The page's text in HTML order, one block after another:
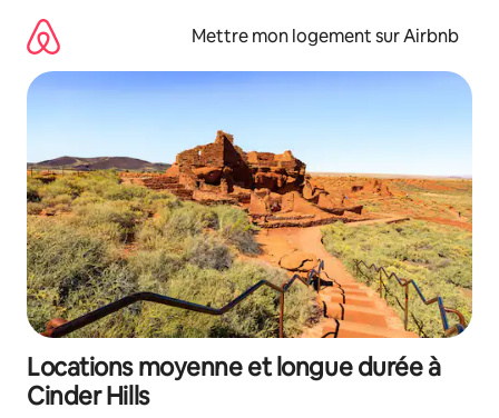
directement
contenu
Mettre mon logement sur Airbnb
Locations moyenne et longue durée à
Cinder Hills